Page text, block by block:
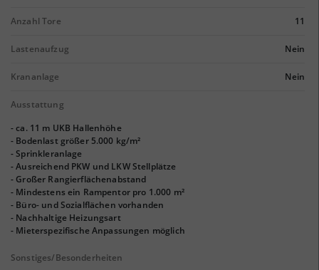
Anzahl Tore 11
Lastenaufzug Nein
Krananlage Nein
Ausstattung
- ca. 11 m UKB Hallenhöhe
- Bodenlast größer 5.000 kg/m²
- Sprinkleranlage
- Ausreichend PKW und LKW Stellplätze
- Großer Rangierflächenabstand
- Mindestens ein Rampentor pro 1.000 m²
- Büro- und Sozialflächen vorhanden
- Nachhaltige Heizungsart
- Mieterspezifische Anpassungen möglich
Sonstiges/Besonderheiten